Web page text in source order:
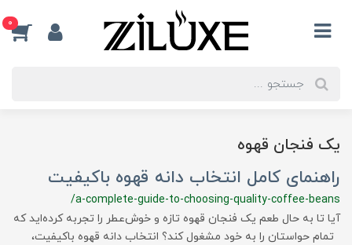
0
یک فنجان قهوه
راهنمای کامل انتخاب دانه قهوه باکیفیت
/a-complete-guide-to-choosing-quality-coffee-beans
آیا تا به حال طعم یک فنجان قهوه تازه و خوش‌عطر را تجربه کرده‌اید که
تمام حواستان را به خود مشغول کند؟ انتخاب دانه قهوه باکیفیت،